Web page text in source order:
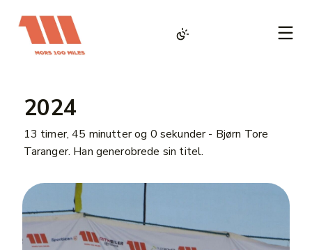
2024
13 timer, 45 minutter og 0 sekunder - Bjørn Tore
Taranger. Han generobrede sin titel.